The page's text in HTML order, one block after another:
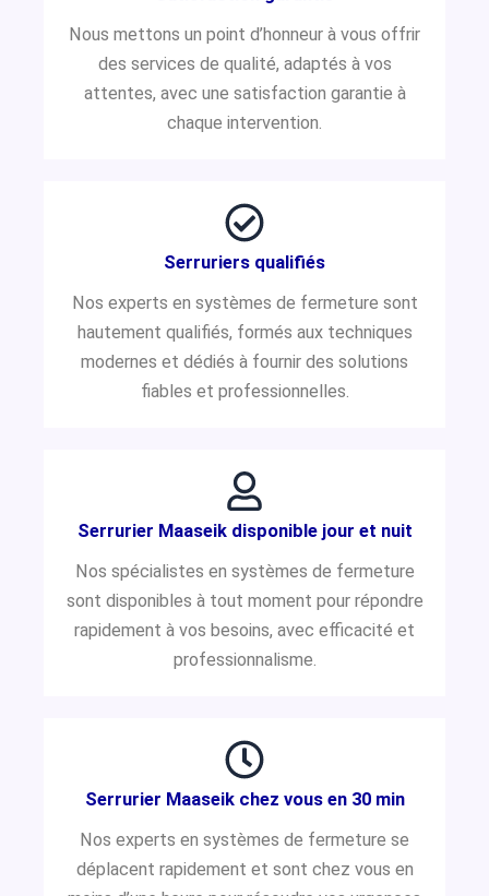
Nous mettons un point d’honneur à vous offrir
des services de qualité, adaptés à vos
attentes, avec une satisfaction garantie à
chaque intervention.
Serruriers qualifiés
Nos experts en systèmes de fermeture sont
hautement qualifiés, formés aux techniques
modernes et dédiés à fournir des solutions
fiables et professionnelles.
Serrurier Maaseik disponible jour et nuit
Nos spécialistes en systèmes de fermeture
sont disponibles à tout moment pour répondre
rapidement à vos besoins, avec efficacité et
professionnalisme.
Serrurier Maaseik chez vous en 30 min
Nos experts en systèmes de fermeture se
déplacent rapidement et sont chez vous en